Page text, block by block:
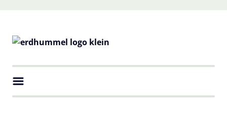
content
erdhummel